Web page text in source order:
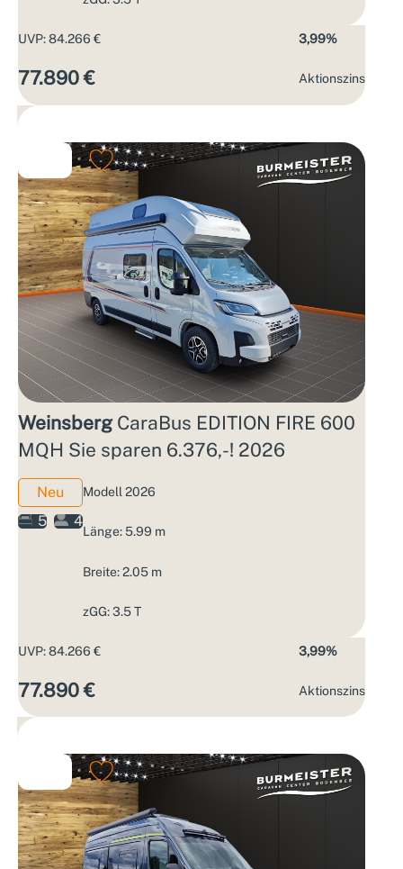
UVP: 84.266 €
77.890 €
3,99%
Aktions­zins
Weinsberg CaraBus EDITION FIRE 600
MQH Sie sparen 6.376,-! 2026
Neu
5
4
Modell 2026
Länge: 5.99 m
Breite: 2.05 m
zGG: 3.5 T
UVP: 84.266 €
77.890 €
3,99%
Aktions­zins